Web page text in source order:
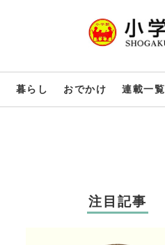
暮らし おでかけ 連載一覧
注目記事